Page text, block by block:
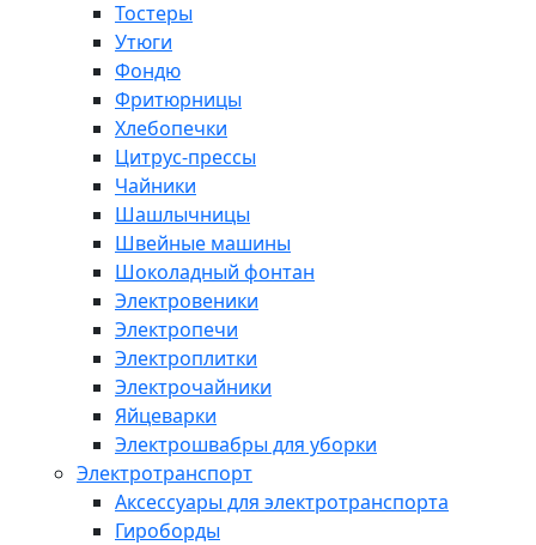
Тостеры
Утюги
Фондю
Фритюрницы
Хлебопечки
Цитрус-прессы
Чайники
Шашлычницы
Швейные машины
Шоколадный фонтан
Электровеники
Электропечи
Электроплитки
Электрочайники
Яйцеварки
Электрошвабры для уборки
Электротранспорт
Аксессуары для электротранспорта
Гироборды